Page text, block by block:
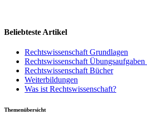
Beliebteste Artikel
Rechtswissenschaft Grundlagen
Rechtswissenschaft
Rechtswissenschaft Bücher
Weiterbildungen
Was ist Rechtswissenschaft?
Themenübersicht